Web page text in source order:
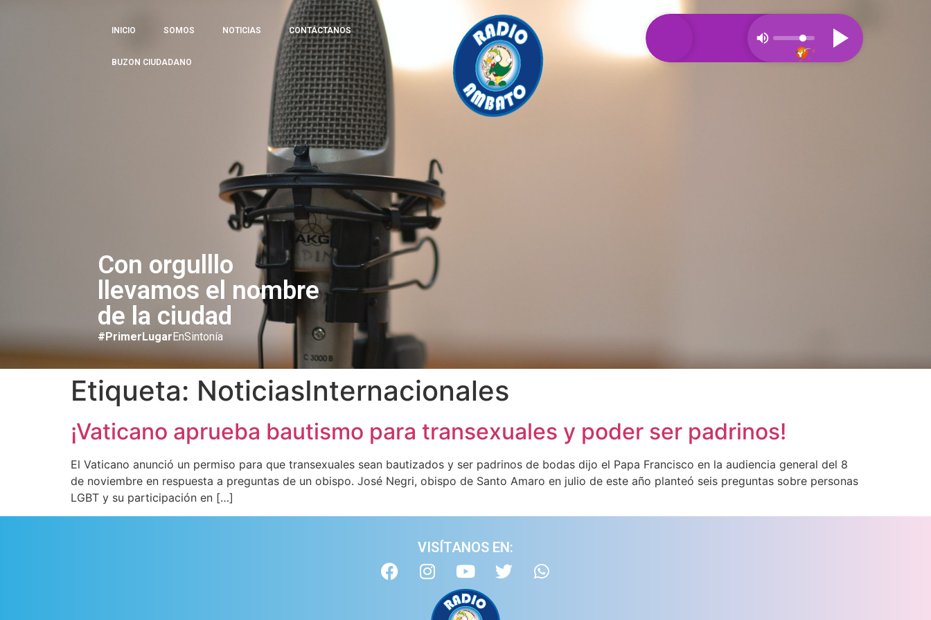
INICIO SOMOS NOTICIAS CONTÁCTANOS
BUZON CIUDADANO
Con orgulllo
llevamos el nombre
de la ciudad
#PrimerLugarEnSintonía
Etiqueta: NoticiasInternacionales
¡Vaticano aprueba bautismo para transexuales y poder ser padrinos!
El Vaticano anunció un permiso para que transexuales sean bautizados y ser padrinos de bodas dijo el Papa Francisco en la audiencia general del 8
de noviembre en respuesta a preguntas de un obispo. José Negri, obispo de Santo Amaro en julio de este año planteó seis preguntas sobre personas
LGBT y su participación en […]
VISÍTANOS EN: